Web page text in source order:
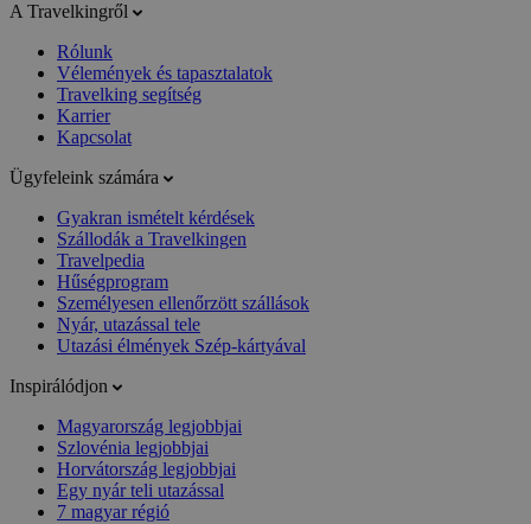
A Travelkingről
Rólunk
Vélemények és tapasztalatok
Travelking segítség
Karrier
Kapcsolat
Ügyfeleink számára
Gyakran ismételt kérdések
Szállodák a Travelkingen
Travelpedia
Hűségprogram
Személyesen ellenőrzött szállások
Nyár, utazással tele
Utazási élmények Szép-kártyával
Inspirálódjon
Magyarország legjobbjai
Szlovénia legjobbjai
Horvátország legjobbjai
Egy nyár teli utazással
7 magyar régió